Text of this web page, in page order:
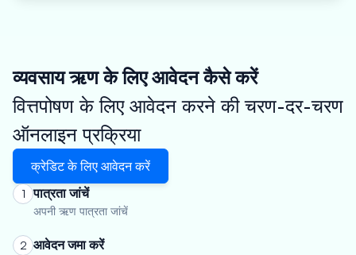
व्यवसाय ऋण के लिए आवेदन कैसे करें
वित्तपोषण के लिए आवेदन करने की चरण-दर-चरण
ऑनलाइन प्रक्रिया
क्रेडिट के लिए आवेदन करें
1 पात्रता जांचें
अपनी ऋण पात्रता जांचें
2 आवेदन जमा करें